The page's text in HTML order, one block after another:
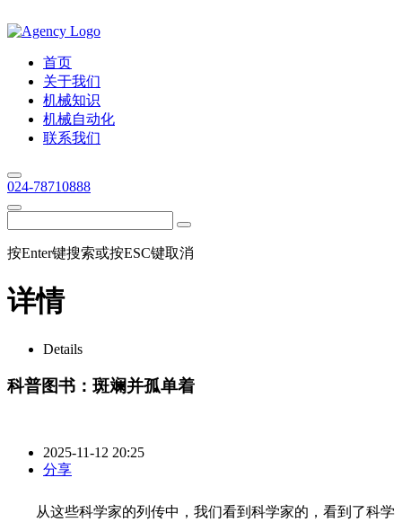
首页
关于我们
机械知识
机械自动化
联系我们
024-78710888
按Enter键搜索或按ESC键取消
详情
Details
科普图书：斑斓并孤单着
2025-11-12 20:25
分享
从这些科学家的列传中，我们看到科学家的，看到了科学